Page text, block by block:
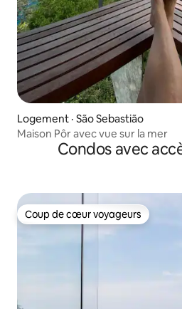
Logement · São Sebastião
Maison Pôr avec vue sur la mer
Condos avec
Coup de cœur voyageurs
Coup de cœur voyageurs